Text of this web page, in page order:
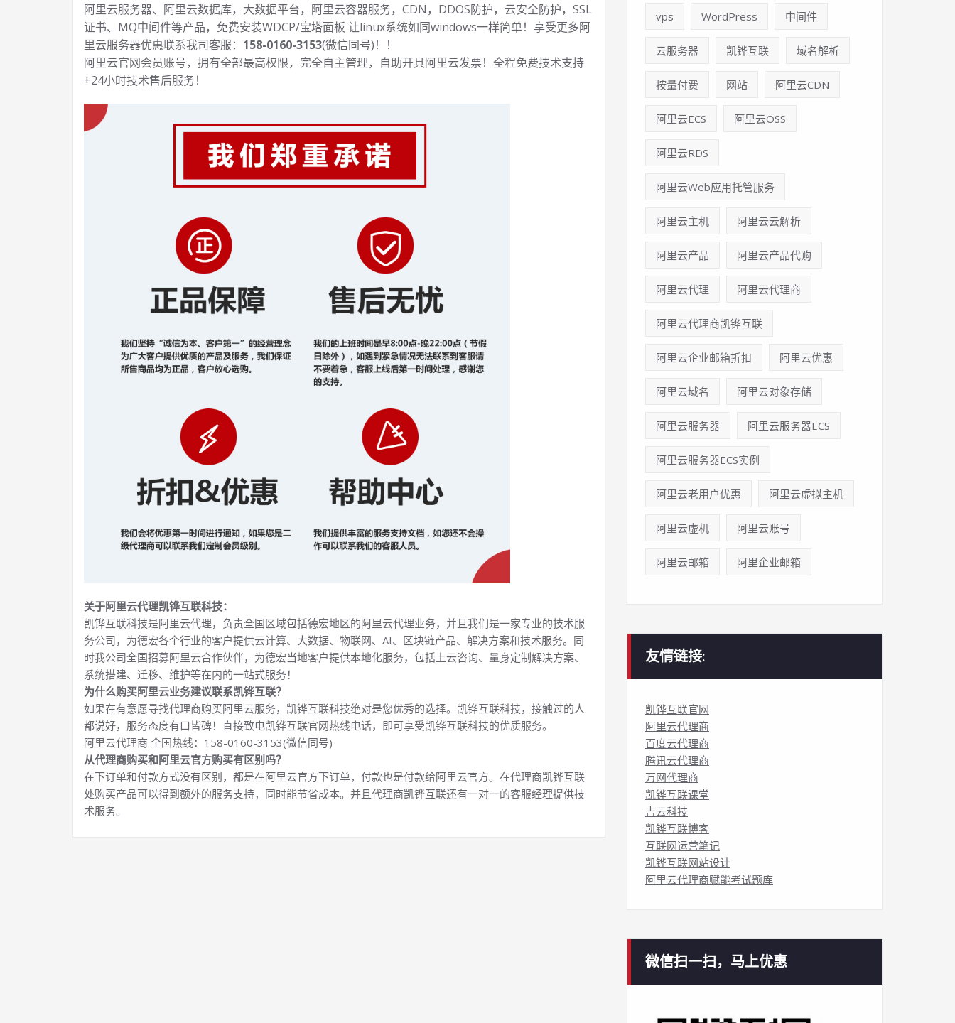
阿里云服务器、阿里云数据库，大数据平台，阿里云容器服务，CDN，DDOS防护，云安全防护，SSL
证书、MQ中间件等产品，免费安装WDCP/宝塔面板 让linux系统如同windows一样简单！享受更多阿
里云服务器优惠联系我司客服： 158-0160-3153(微信同号)！！
阿里云官网会员账号，拥有全部最高权限，完全自主管理，自助开具阿里云发票！全程免费技术支持
+24小时技术售后服务！
关于阿里云代理凯铧互联科技：
凯铧互联科技是阿里云代理，负责全国区域包括德宏地区的阿里云代理业务，并且我们是一家专业的技术服
务公司，为德宏各个行业的客户提供云计算、大数据、物联网、AI、区块链产品、解决方案和技术服务。同
时我公司全国招募阿里云合作伙伴，为德宏当地客户提供本地化服务，包括上云咨询、量身定制解决方案、
系统搭建、迁移、维护等在内的一站式服务！
为什么购买阿里云业务建议联系凯铧互联？
如果在有意愿寻找代理商购买阿里云服务，凯铧互联科技绝对是您优秀的选择。凯铧互联科技，接触过的人
都说好，服务态度有口皆碑！直接致电凯铧互联官网热线电话，即可享受凯铧互联科技的优质服务。
阿里云代理商 全国热线：158-0160-3153(微信同号)
从代理商购买和阿里云官方购买有区别吗？
在下订单和付款方式没有区别，都是在阿里云官方下订单，付款也是付款给阿里云官方。在代理商凯铧互联
处购买产品可以得到额外的服务支持，同时能节省成本。并且代理商凯铧互联还有一对一的客服经理提供技
术服务。
vps WordPress 中间件
云服务器 凯铧互联 域名解析
按量付费 网站 阿里云CDN
阿里云ECS 阿里云OSS
阿里云RDS
阿里云Web应用托管服务
阿里云主机 阿里云云解析
阿里云产品 阿里云产品代购
阿里云代理 阿里云代理商
阿里云代理商凯铧互联
阿里云企业邮箱折扣 阿里云优惠
阿里云域名 阿里云对象存储
阿里云服务器 阿里云服务器ECS
阿里云服务器ECS实例
阿里云老用户优惠 阿里云虚拟主机
阿里云虚机 阿里云账号
阿里云邮箱 阿里企业邮箱
友情链接:
凯铧互联官网
阿里云代理商
百度云代理商
腾讯云代理商
万网代理商
凯铧互联课堂
吉云科技
凯铧互联博客
互联网运营笔记
凯铧互联网站设计
阿里云代理商赋能考试题库
微信扫一扫，马上优惠